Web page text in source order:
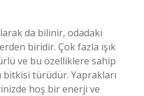
da bilinir, odadaki
biridir. Çok fazla ışık
ve bu özelliklere sahip
türüdür. Yaprakları
hoş bir enerji ve